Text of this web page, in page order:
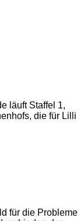
läuft Staffel 1,
die für Lilli
für die Probleme